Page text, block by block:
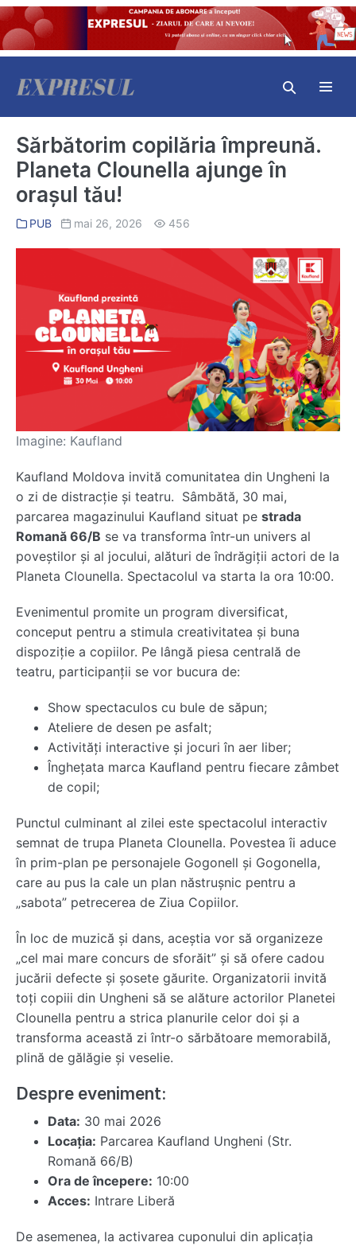
Skip
to
content
Search
Sărbătorim copilăria împreună.
Planeta Clounella ajunge în
orașul tău!
PUB mai 26, 2026 456
Imagine: Kaufland
Kaufland Moldova invită comunitatea din Ungheni la
o zi de distracție și teatru. Sâmbătă, 30 mai,
parcarea magazinului Kaufland situat pe strada
Romană 66/B se va transforma într-un univers al
poveștilor și al jocului, alături de îndrăgiții actori de la
Planeta Clounella. Spectacolul va starta la ora 10:00.
Evenimentul promite un program diversificat,
conceput pentru a stimula creativitatea și buna
dispoziție a copiilor. Pe lângă piesa centrală de
teatru, participanții se vor bucura de:
Show spectaculos cu bule de săpun;
Ateliere de desen pe asfalt;
Activități interactive și jocuri în aer liber;
Înghețata marca Kaufland pentru fiecare zâmbet
de copil;
Punctul culminant al zilei este spectacolul interactiv
semnat de trupa Planeta Clounella. Povestea îi aduce
în prim-plan pe personajele Gogonell și Gogonella,
care au pus la cale un plan năstrușnic pentru a
„sabota” petrecerea de Ziua Copiilor.
În loc de muzică și dans, aceștia vor să organizeze
„cel mai mare concurs de sforăit” și să ofere cadou
jucării defecte și șosete găurite. Organizatorii invită
toți copiii din Ungheni să se alăture actorilor Planetei
Clounella pentru a strica planurile celor doi și a
transforma această zi într-o sărbătoare memorabilă,
plină de gălăgie și veselie.
Despre eveniment:
Data: 30 mai 2026
Locația: Parcarea Kaufland Ungheni (Str.
Romană 66/B)
Ora de începere: 10:00
Acces: Intrare Liberă
De asemenea, la activarea cuponului din aplicația